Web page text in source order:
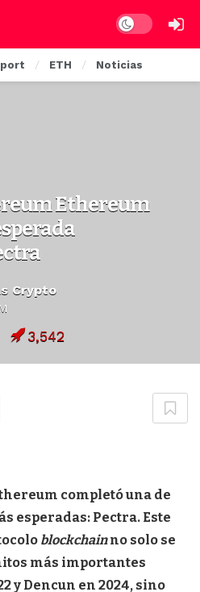
Dark mode
ETH Noticias
Ethereum
Crypto
3,542
completó una de
esperadas: Pectra. Este
blockchainno solo se
más importantes
y Dencun en 2024, sino